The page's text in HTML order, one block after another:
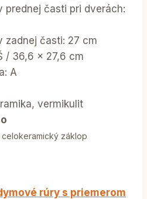
prednej časti pri dverách:
zadnej časti: 27 cm
/ 36,6 x 27,6 cm
A
vermikulit
záklop
rúry s priemerom